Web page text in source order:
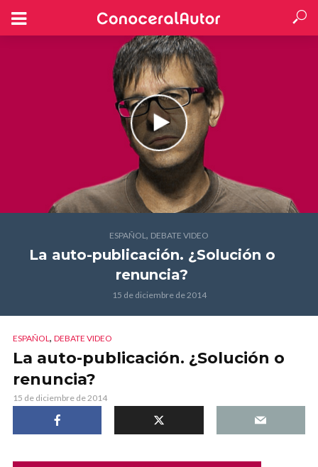
ESPAÑOL, DEBATE VIDEO
La auto-publicación. ¿Solución o
renuncia?
15 de diciembre de 2014
ESPAÑOL, DEBATE VIDEO
La auto-publicación. ¿Solución o
renuncia?
15 de diciembre de 2014